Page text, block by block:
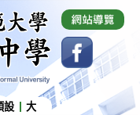
Senior
Normal
設 大